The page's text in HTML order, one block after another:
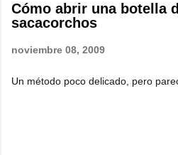
Cómo abrir una botella
sacacorchos
noviembre 08, 2009
Un método poco delicado, pero